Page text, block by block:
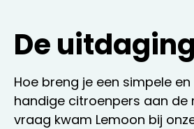
De uitdaging
Hoe breng je een simpele
handige citroenpers aan de
vraag kwam Lemoon bij